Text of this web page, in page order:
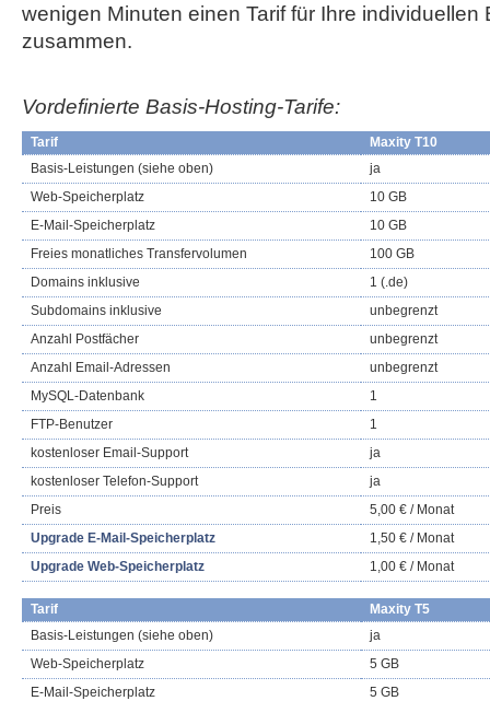
wenigen Minuten einen Tarif für Ihre individuellen
zusammen.
Vordefinierte Basis-Hosting-Tarife:
Tarif
Maxity T10
Basis-Leistungen (siehe oben)
ja
Web-Speicherplatz
10 GB
E-Mail-Speicherplatz
10 GB
Freies monatliches Transfervolumen
100 GB
Domains inklusive
1 (.de)
Subdomains inklusive
unbegrenzt
Anzahl Postfächer
unbegrenzt
Anzahl Email-Adressen
unbegrenzt
MySQL-Datenbank
1
FTP-Benutzer
1
kostenloser Email-Support
ja
kostenloser Telefon-Support
ja
Preis
5,00 € / Monat
Upgrade E-Mail-Speicherplatz
1,50 € / Monat
Upgrade Web-Speicherplatz
1,00 € / Monat
Tarif
Maxity T5
Basis-Leistungen (siehe oben)
ja
Web-Speicherplatz
5 GB
E-Mail-Speicherplatz
5 GB